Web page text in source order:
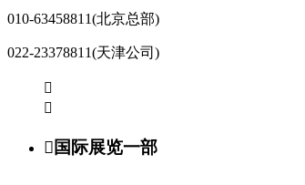
010-63458811(北京总部)
022-23378811(天津公司)


国际展览一部